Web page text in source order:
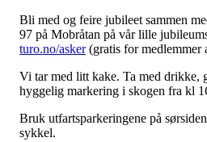
Bli med og feire jubileet sammen
97 på Mobråtan på vår lille
turo.no/asker(gratis for medlemmer
Vi tar med litt kake. Ta med drikke,
hyggelig markering i skogen fra kl
Bruk utfartsparkeringene på
sykkel.